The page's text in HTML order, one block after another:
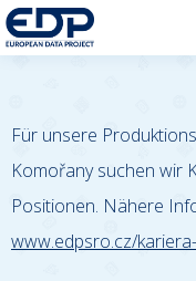
Für unsere
Komořany suchen wir
Positionen. Nähere
www.edpsro.cz/